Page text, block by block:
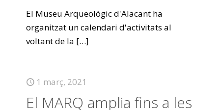
El Museu Arqueològic d'Alacant ha
organitzat un calendari d'activitats al
voltant de la […]
1 març, 2021
El MARQ amplia fins a les